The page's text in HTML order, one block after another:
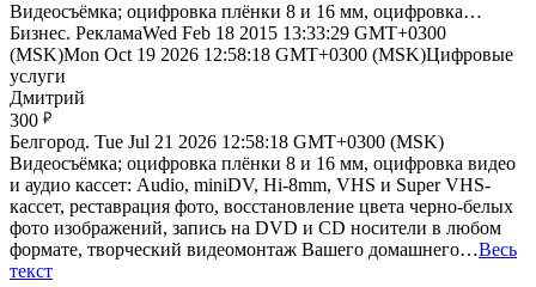
Видеосъёмка; оцифровка плёнки 8 и 16 мм, оцифровка…
Бизнес. РекламаWed Feb 18 2015 13:33:29 GMT+0300
(MSK)Mon Oct 19 2026 12:58:18 GMT+0300 (MSK)Цифровые
услуги
Дмитрий
300
Белгород. Tue Jul 21 2026 12:58:18 GMT+0300 (MSK)
Видеосъёмка; оцифровка плёнки 8 и 16 мм, оцифровка видео
и аудио кассет: Audio, miniDV, Hi-8mm, VHS и Super VHS-
кассет, реставрация фото, восстановление цвета черно-белых
фото изображений, запись на DVD и CD носители в любом
формате, творческий видеомонтаж Вашего домашнего…Весь
текст